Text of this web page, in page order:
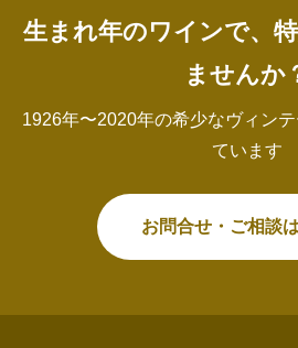
生まれ年のワインで、
ませんか
1926年〜2020年の希少なヴィン
ています
お問合せ・ご相談